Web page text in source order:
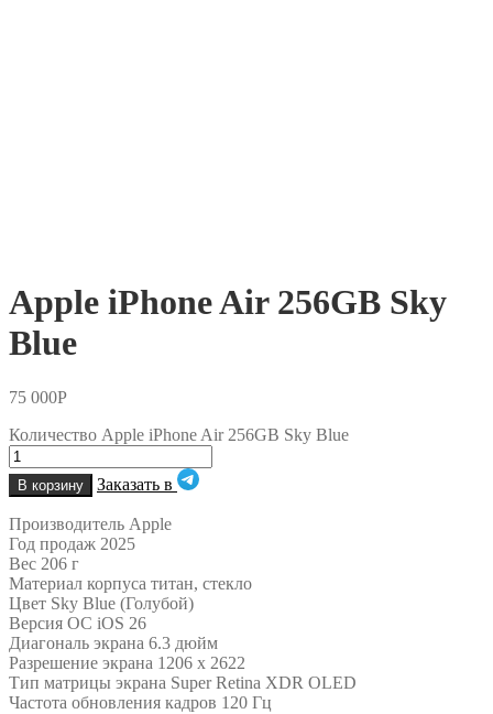
Apple iPhone Air 256GB Sky
Blue
75 000Р
Количество Apple iPhone Air 256GB Sky Blue
В корзину Заказать в
Производитель Apple
Год продаж 2025
Вес 206 г
Материал корпуса титан, стекло
Цвет Sky Blue (Голубой)
Версия ОС iOS 26
Диагональ экрана 6.3 дюйм
Разрешение экрана 1206 x 2622
Тип матрицы экрана Super Retina XDR OLED
Частота обновления кадров 120 Гц